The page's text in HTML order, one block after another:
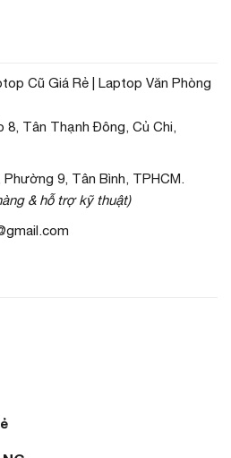
Cũ Giá Rẻ | Laptop Văn Phòng
8, Tân Thạnh Đông, Củ Chi,
9, Tân Bình, TPHCM.
& hỗ trợ kỹ thuật)